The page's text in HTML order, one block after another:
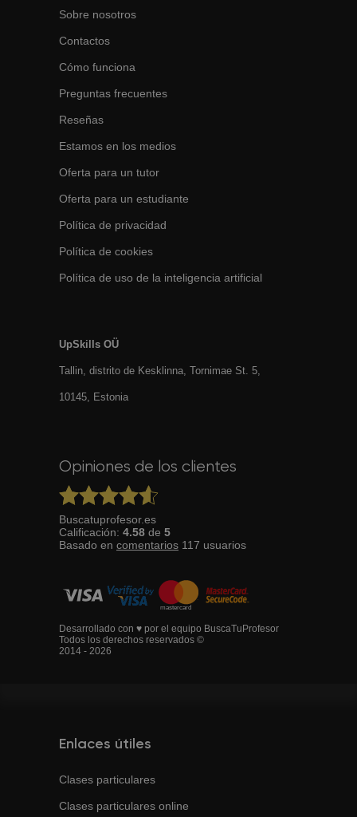
Sobre nosotros
Contactos
Cómo funciona
Preguntas frecuentes
Reseñas
Estamos en los medios
Oferta para un tutor
Oferta para un estudiante
Política de privacidad
Política de cookies
Política de uso de la inteligencia artificial
UpSkills OÜ
Tallin, distrito de Kesklinna, Tornimаe St. 5,
10145, Estonia
Opiniones de los clientes
Buscatuprofesor.es
Calificación: 4.58 de 5
Basado en comentarios 117 usuarios
Desarrollado con ♥ por el equipo BuscaTuProfesor
Todos los derechos reservados ©
2014 - 2026
Enlaces útiles
Clases particulares
Clases particulares online